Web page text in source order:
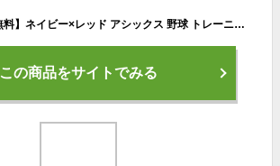
【サイズ交換送料無料】ネイビー×レッド アシックス 野球 トレーニングシューズ アップシューズ 紐タイプ ゴールドステージ ワイド幅 A61【あす楽対応】
この商品をサイトでみる